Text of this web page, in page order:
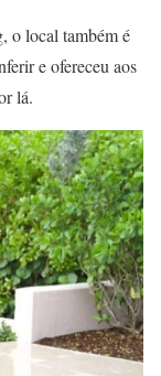
o local também é
e ofereceu aos
lá.